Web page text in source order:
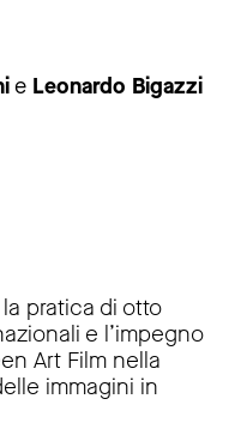
e Leonardo Bigazzi
pratica di otto
e l’impegno
Art Film nella
immagini in